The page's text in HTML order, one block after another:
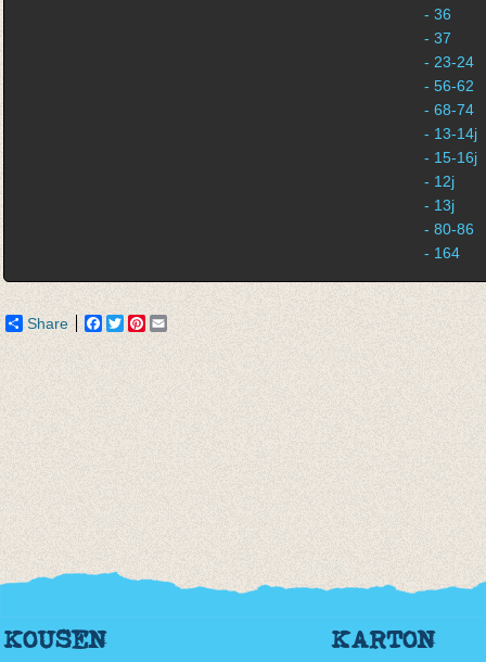
- 36
- 37
- 23-24
- 56-62
- 68-74
- 13-14j
- 15-16j
- 12j
- 13j
- 80-86
- 164
Share Facebook
TwitterPinterest
KOUSEN KARTON